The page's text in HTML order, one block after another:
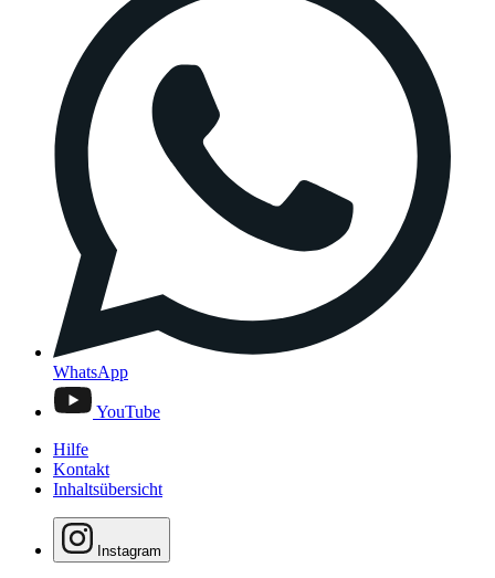
WhatsApp
YouTube
Hilfe
Kontakt
Inhaltsübersicht
Instagram